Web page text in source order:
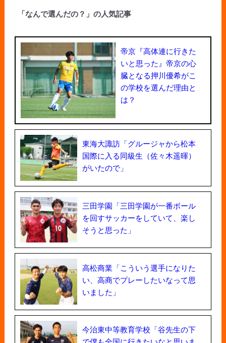
「なんで選んだの？」の人気記事
帝京『高体連に行きた
いと思った』帝京の心
臓となる押川優希がこ
の学校を選んだ理由と
は？
東海大諏訪「グルージャから松本
国際に入る同級生（佐々木遥暉）
がいたので」
三田学園「三田学園が一番ボール
を回すサッカーをしていて、楽し
そうと思った」
高松商業「こういう選手になりた
い、高商でプレーしたいなって思
いました」
今治東中等教育学校「谷先生の下